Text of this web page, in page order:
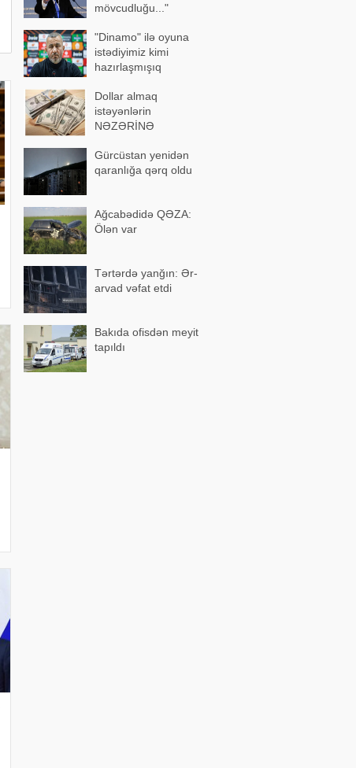
mövcudluğu..."
"Dinamo" ilə oyuna
istədiyimiz kimi
hazırlaşmışıq
Dollar almaq
istəyənlərin
NƏZƏRİNƏ
Gürcüstan yenidən
qaranlığa qərq oldu
Ağcabədidə QƏZA:
Ölən var
Tərtərdə yanğın: Ər-
arvad vəfat etdi
Bakıda ofisdən meyit
tapıldı